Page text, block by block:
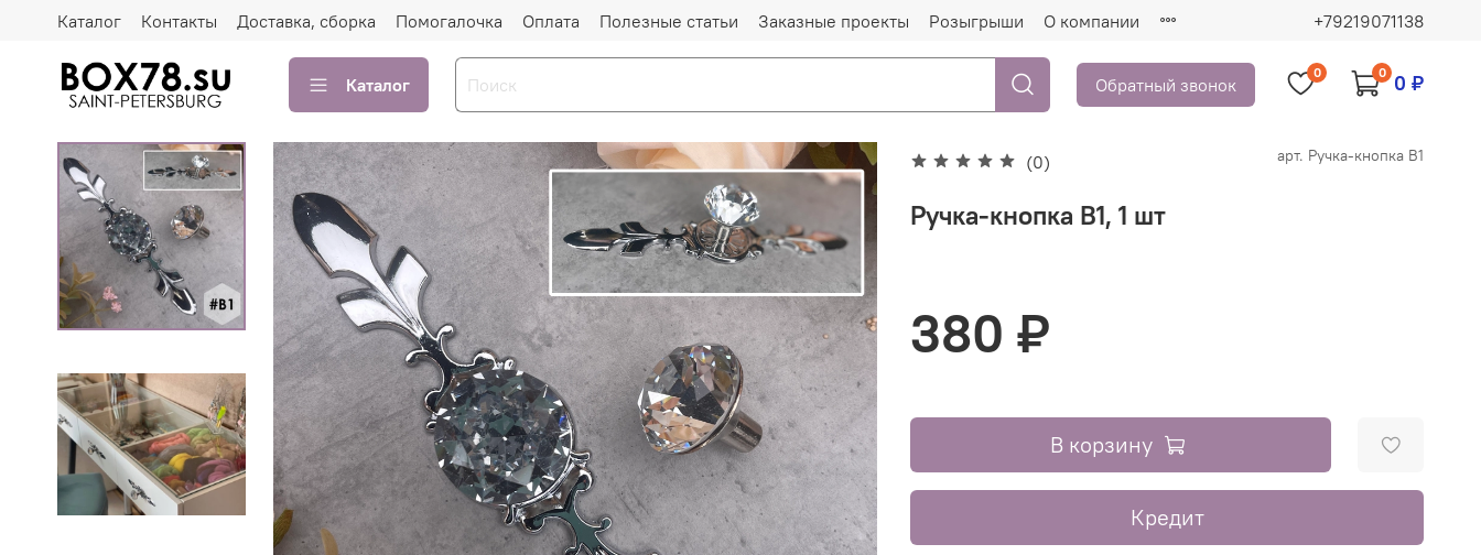
Каталог Контакты Доставка, сборка Помогалочка Оплата Полезные статьи Заказные проекты Розыгрыши О компании +79219071138
Каталог Обратный звонок
0 0 0 ₽
(0) арт. Ручка-кнопка В1
Ручка-кнопка В1, 1 шт
380 ₽
В корзину
Кредит